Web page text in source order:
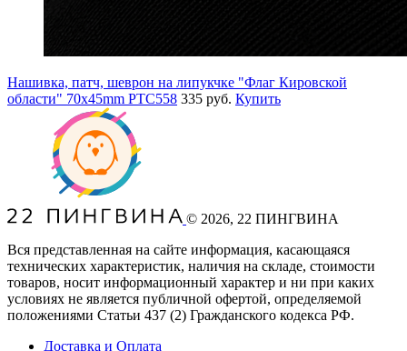
Нашивка, патч, шеврон на липукчке "Флаг Кировской
области" 70x45mm PTC558 335 руб. Купить
© 2026, 22 ПИНГВИНА
Вся представленная на сайте информация, касающаяся
технических характеристик, наличия на складе, стоимости
товаров, носит информационный характер и ни при каких
условиях не является публичной офертой, определяемой
положениями Статьи 437 (2) Гражданского кодекса РФ.
Доставка и Оплата